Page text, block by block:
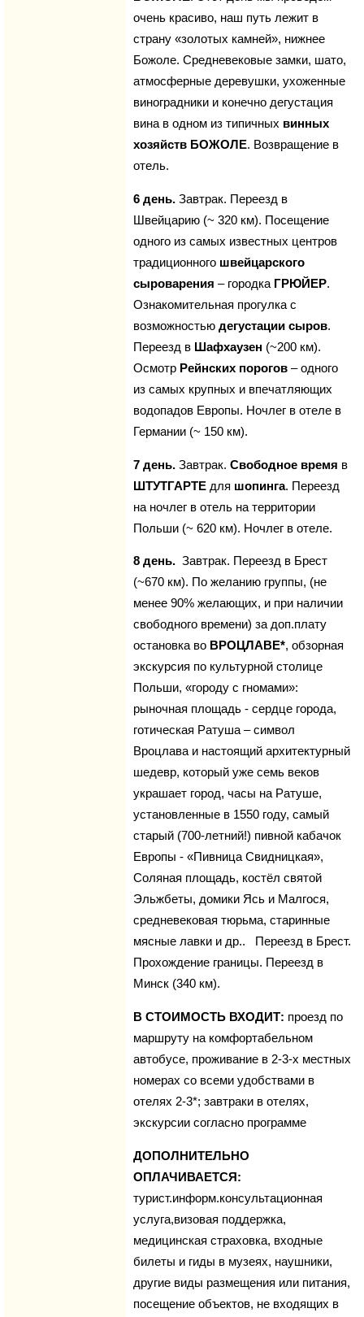
очень красиво, наш путь лежит в
страну «золотых камней», нижнее
Божоле. Средневековые замки, шато,
атмосферные деревушки, ухоженные
виноградники и конечно дегустация
вина в одном из типичных винных
хозяйств БОЖОЛЕ. Возвращение в
отель.
6 день. Завтрак. Переезд в
Швейцарию (~ 320 км). Посещение
одного из самых известных центров
традиционного швейцарского
сыроварения – городка ГРЮЙЕР.
Ознакомительная прогулка с
возможностью дегустации сыров.
Переезд в Шафхаузен (~200 км).
Осмотр Рейнских порогов – одного
из самых крупных и впечатляющих
водопадов Европы. Ночлег в отеле в
Германии (~ 150 км).
7 день. Завтрак. Свободное время в
ШТУТГАРТЕ для шопинга. Переезд
на ночлег в отель на территории
Польши (~ 620 км). Ночлег в отеле.
8 день. Завтрак. Переезд в Брест
(~670 км). По желанию группы, (не
менее 90% желающих, и при наличии
свободного времени) за доп.плату
остановка во ВРОЦЛАВЕ*, обзорная
экскурсия по культурной столице
Польши, «городу c гномами»:
рыночная площадь - сердце города,
готическая Ратуша – символ
Вроцлава и настоящий архитектурный
шедевр, который уже семь веков
украшает город, часы на Ратуше,
установленные в 1550 году, самый
старый (700-летний!) пивной кабачок
Европы - «Пивница Свидницкая»,
Соляная площадь, костёл святой
Эльжбеты, домики Ясь и Малгося,
средневековая тюрьма, старинные
мясные лавки и др.. Переезд в Брест.
Прохождение границы. Переезд в
Минск (340 км).
В СТОИМОСТЬ ВХОДИТ: проезд по
маршруту на комфортабельном
автобусе, проживание в 2-3-х местных
номерах со всеми удобствами в
отелях 2-3*; завтраки в отелях,
экскурсии согласно программе
ДОПОЛНИТЕЛЬНО
ОПЛАЧИВАЕТСЯ:
турист.информ.консультационная
услуга,визовая поддержка,
медицинская страховка, входные
билеты и гиды в музеях, наушники,
другие виды размещения или питания,
посещение объектов, не входящих в